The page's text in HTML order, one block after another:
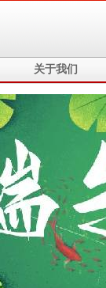
关于我们